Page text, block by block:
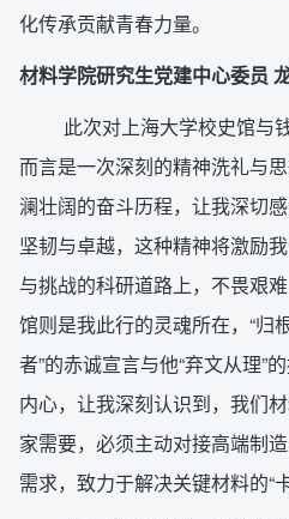
化传承贡献青春力量。
材料学院研究生党建中心委员
此次对上海大学校史馆与
而言是一次深刻的精神洗礼与
澜壮阔的奋斗历程，让我深切
坚韧与卓越，这种精神将激励
与挑战的科研道路上，不畏艰
馆则是我此行的灵魂所在，“归
者”的赤诚宣言与他“弃文从理”
内心，让我深刻认识到，我们
家需要，必须主动对接高端制
需求，致力于解决关键材料的“